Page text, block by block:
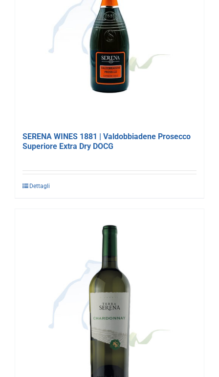
SERENA WINES 1881 | Valdobbiadene Prosecco
Superiore Extra Dry DOCG
Dettagli